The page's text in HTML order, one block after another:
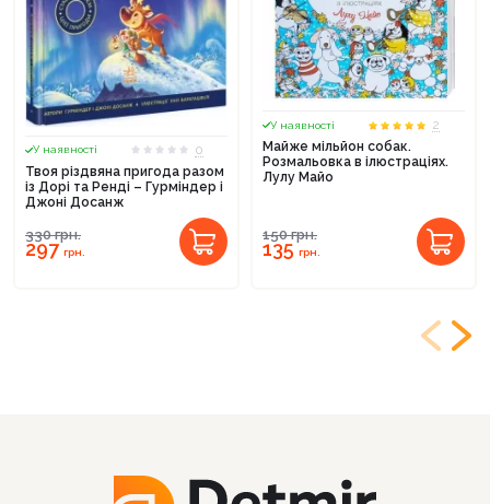
У наявності
0
Твоя різдвяна пригода разом
із Дорі та Ренді – Гурміндер і
Джоні Досанж
330грн.
297грн.
У наявності
2
Майже мільйон собак.
Розмальовка в ілюстраціях.
Лулу Майо
150грн.
135грн.